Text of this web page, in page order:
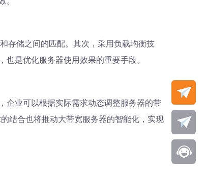
存储之间的匹配。其次，采用负载均衡技
是优化服务器使用效果的重要手段。
企业可以根据实际需求动态调整服务器的带
结合也将推动大带宽服务器的智能化，实现